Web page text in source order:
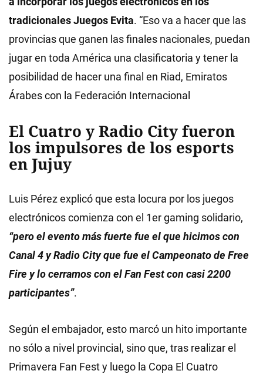
tradicionales Juegos Evita. “Eso va a hacer que las
provincias que ganen las finales nacionales, puedan
jugar en toda América una clasificatoria y tener la
posibilidad de hacer una final en Riad, Emiratos
Árabes con la Federación Internacional
El Cuatro y Radio City fueron
los impulsores de los esports
en Jujuy
Luis Pérez explicó que esta locura por los juegos
electrónicos comienza con el 1er gaming solidario,
“pero el evento más fuerte fue el que hicimos con
Canal 4 y Radio City que fue el Campeonato de Free
Fire y lo cerramos con el Fan Fest con casi 2200
participantes”.
Según el embajador, esto marcó un hito importante
no sólo a nivel provincial, sino que, tras realizar el
Primavera Fan Fest y luego la Copa El Cuatro